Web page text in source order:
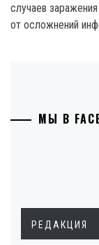
случаев
от осложнений
МЫ В
РЕДАКЦИЯ